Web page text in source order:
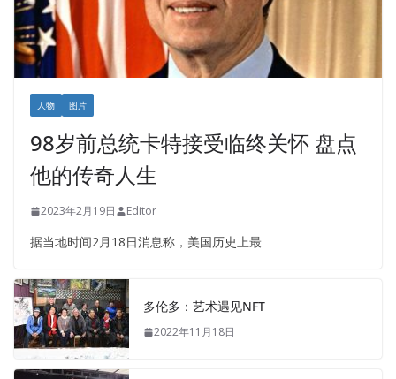
人物 图片
98岁前总统卡特接受临终关怀 盘点
他的传奇人生
2023年2月19日 Editor
据当地时间2月18日消息称，美国历史上最
多伦多：艺术遇见NFT
2022年11月18日